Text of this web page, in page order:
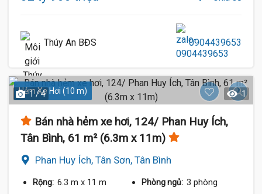
Thúy An BĐS 0904439653
Hẻm Xe Hơi (10 m)
1 / 4 1
Bán nhà hẻm xe hơi, 124/ Phan Huy Ích,
Tân Bình, 61 m² (6.3m x 11m)
Phan Huy Ích, Tân Sơn, Tân Bình
Rộng: 6.3 m x 11 m Phòng ngủ: 3 phòng